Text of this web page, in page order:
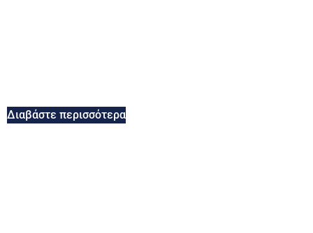
Διαβάστε περισσότερα